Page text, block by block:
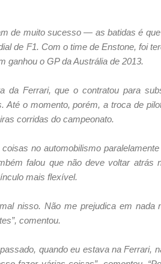
de muito sucesso — as batidas é
de F1. Com o time de Enstone, foi
ganhou o GP da Austrália de 2013.
da Ferrari, que o contratou para
o momento, porém, a troca de
corridas do campeonato.
no automobilismo
falou que não deve voltar atrás
mais flexível.
nisso. Não me prejudica em nada
comentou.
quando eu estava na Ferrari,